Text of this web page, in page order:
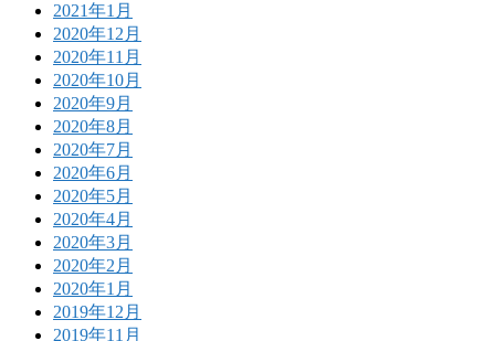
2021年1月
2020年12月
2020年11月
2020年10月
2020年9月
2020年8月
2020年7月
2020年6月
2020年5月
2020年4月
2020年3月
2020年2月
2020年1月
2019年12月
2019年11月